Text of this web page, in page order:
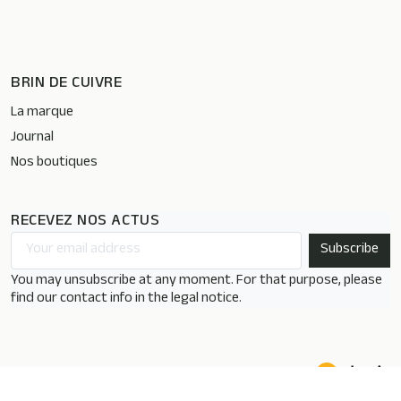
BRIN DE CUIVRE
La marque
Journal
Nos boutiques
RECEVEZ NOS ACTUS
You may unsubscribe at any moment. For that purpose, please
find our contact info in the legal notice.